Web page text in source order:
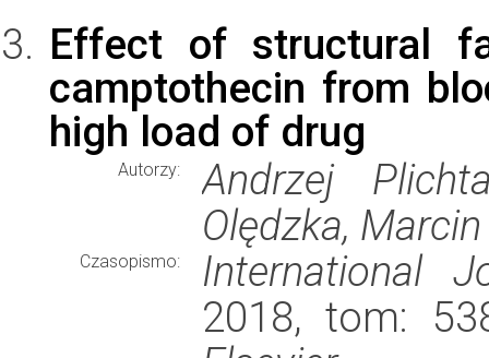
Effect of structural
camptothecin from
high load of drug
Autorzy:
Andrzej
Olędzka,
Czasopismo:
International
2018, tom: